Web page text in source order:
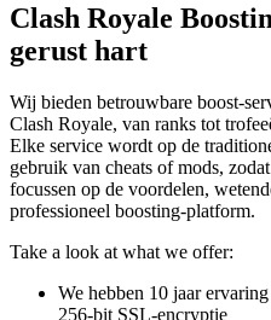
Clash Royale
gerust hart
Wij bieden betrouwbare boost-
Clash Royale, van ranks tot
Elke service wordt op de
gebruik van cheats of mods,
focussen op de voordelen,
professioneel boosting-platform.
Take a look at what we offer:
We hebben 10 jaar
256-bit SSL-encryptie